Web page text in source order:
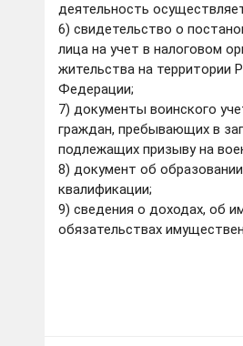
деятельность
6) свидетельство о
лица на учет в налоговом
жительства на территории
Федерации;
7) документы воинского
граждан, пребывающих в
подлежащих призыву на
8) документ об
квалификации;
9) сведения о доходах, об
обязательствах